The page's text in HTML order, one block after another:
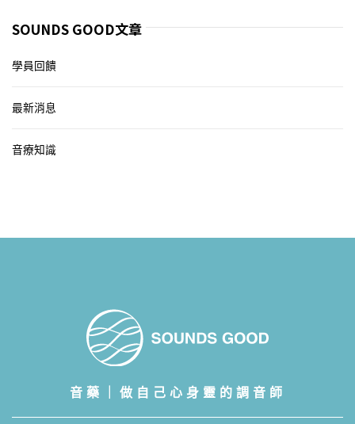
SOUNDS GOOD文章
學員回饋
最新消息
音療知識
音藥｜做自己心身靈的調音師